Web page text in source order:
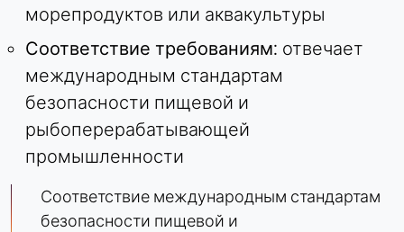
морепродуктов или аквакультуры
Соответствие требованиям: отвечает
международным стандартам
безопасности пищевой и
рыбоперерабатывающей
промышленности
Соответствие международным стандартам
безопасности пищевой и